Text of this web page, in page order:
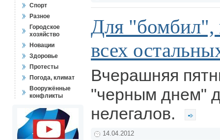
Спорт
Разное
Городское
хозяйство
Новации
Здоровье
Протесты
Погода, климат
Вооружённые
конфликты
Для "бомбил",
всех
Вчерашняя
"черным днем"
нелегалов.
14.04.2012